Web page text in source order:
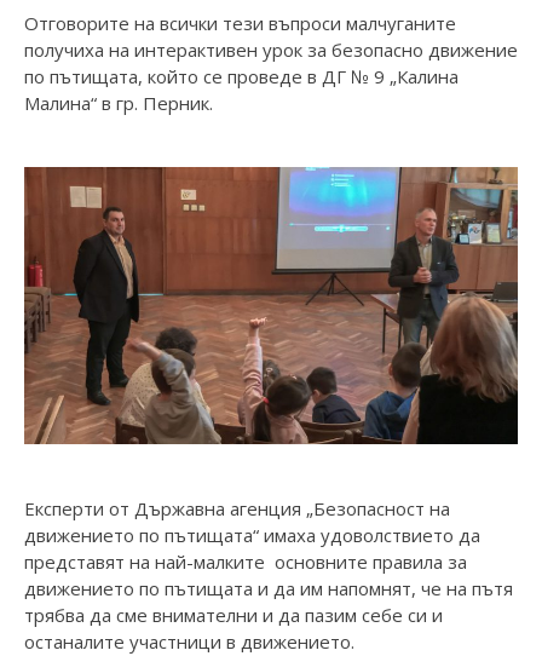
Отговорите на всички тези въпроси малчуганите
получиха на интерактивен урок за безопасно движение
по пътищата, който се проведе в ДГ № 9 „Калина
Малина“ в гр. Перник.
Експерти от Държавна агенция „Безопасност на
движението по пътищата“ имаха удоволствието да
представят на най-малките основните правила за
движението по пътищата и да им напомнят, че на пътя
трябва да сме внимателни и да пазим себе си и
останалите участници в движението.